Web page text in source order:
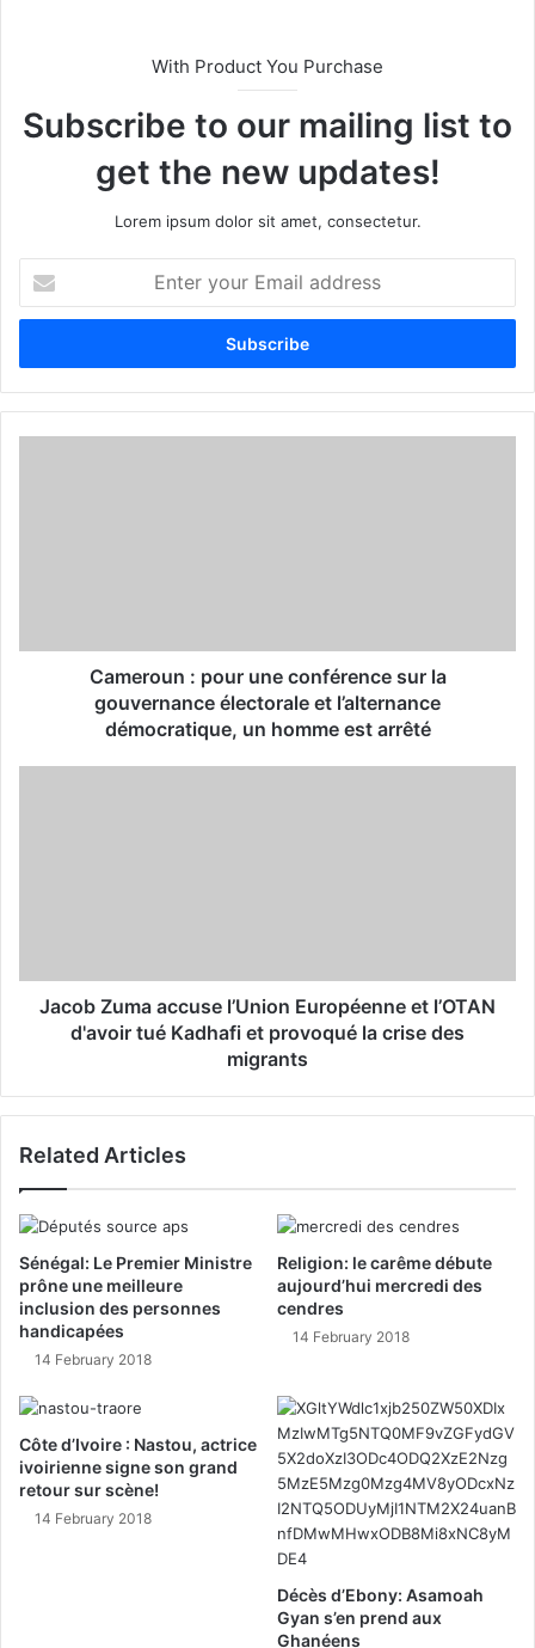
With Product You Purchase
Subscribe to our mailing list to
get the new updates!
Lorem ipsum dolor sit amet, consectetur.
t
r
y
s
Cameroun : pour une conférence sur la
gouvernance électorale et l’alternance
démocratique, un homme est arrêté
Jacob Zuma accuse l’Union Européenne et l’OTAN
d'avoir tué Kadhafi et provoqué la crise des
migrants
Related Articles
Sénégal: Le Premier Ministre
prône une meilleure
inclusion des personnes
handicapées
14 February 2018
Religion: le carême débute
aujourd’hui mercredi des
cendres
14 February 2018
Côte d’Ivoire : Nastou, actrice
ivoirienne signe son grand
retour sur scène!
14 February 2018
Décès d’Ebony: Asamoah
Gyan s’en prend aux
Ghanéens